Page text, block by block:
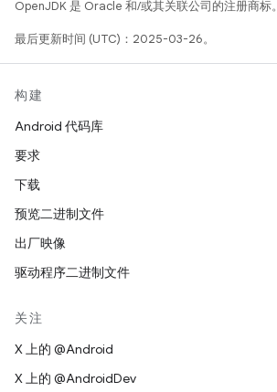
OpenJDK 是 Oracle 和/或其关联公司的注册商标。
最后更新时间 (UTC)：2025-03-26。
构建
Android 代码库
要求
下载
预览二进制文件
出厂映像
驱动程序二进制文件
关注
X 上的 @Android
X 上的 @AndroidDev